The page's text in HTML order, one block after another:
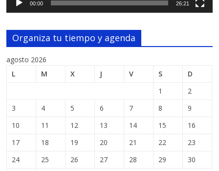
00:00 26:21
Organiza tu tiempo y agenda
agosto 2026
L
M X J V S
D
1
2
3
4 5 6 7 8
9
10
11 12 13 14 15
16
17
18 19 20 21 22
23
24
25 26 27 28 29
30